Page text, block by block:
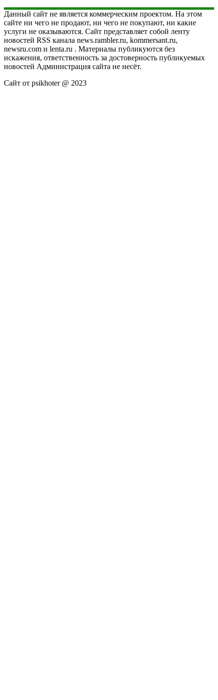
Данный сайт не является коммерческим проектом. На этом
сайте ни чего не продают, ни чего не покупают, ни какие
услуги не оказываются. Сайт представляет собой ленту
новостей RSS канала news.rambler.ru, kommersant.ru,
newsru.com и lenta.ru . Материалы публикуются без
искажения, ответственность за достоверность публикуемых
новостей Администрация сайта не несёт.
Сайт от psikhoter @ 2023